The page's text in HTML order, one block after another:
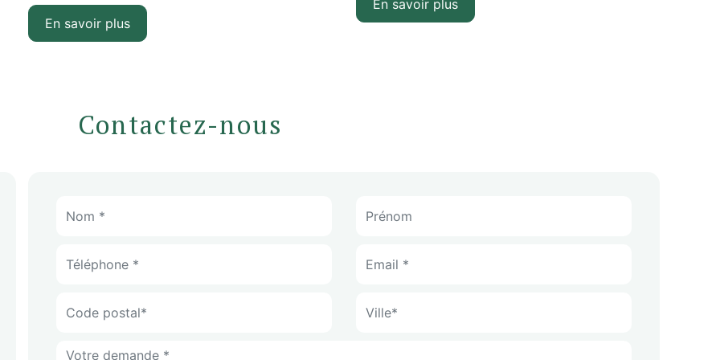
En savoir plus
En savoir plus
Contactez-nous